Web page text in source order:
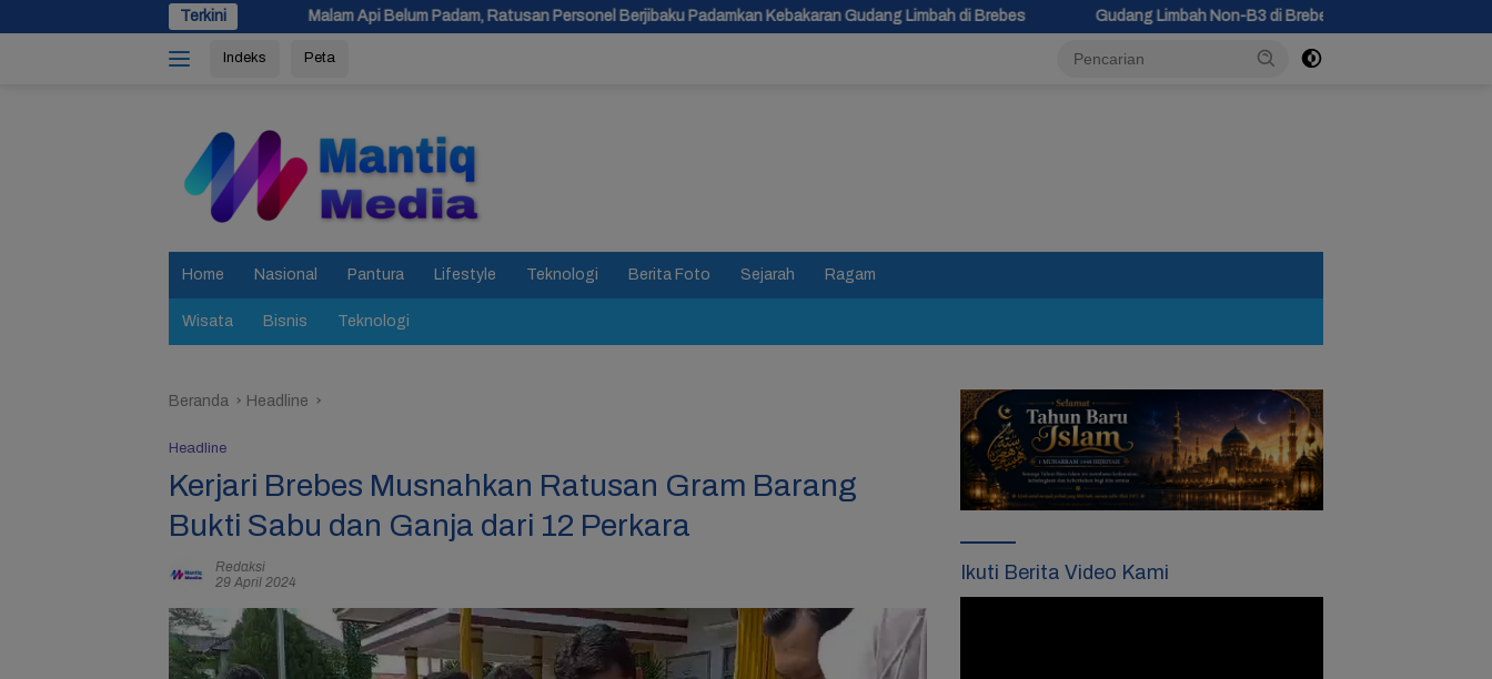
ke
Terkini
Malam Api Belum Padam, Ratusan Personel Berjibaku Padamkan Kebakaran Gudang Limbah di Brebes Gudang Limbah Non-B3 di Brebes Terbakar, 5 Jam Api Belum Padam 8 Mobil
Indeks Peta
Home Nasional Pantura Lifestyle Teknologi Berita Foto Sejarah Ragam
Wisata Bisnis Teknologi
Beranda Headline
Headline
Kerjari Brebes Musnahkan Ratusan Gram Barang
Bukti Sabu dan Ganja dari 12 Perkara
Redaksi
29 April 2024
Ikuti Berita Video Kami